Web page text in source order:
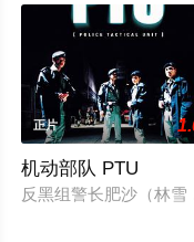
等演员精彩演绎的印
删减完整版电影大全
步至豆瓣电影、电视
正片
机动部队 PTU
反黑组警长肥沙（林